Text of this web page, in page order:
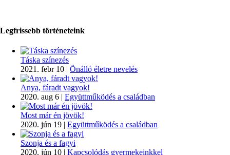
Legfrissebb történeteink
Táska színezés
2021. febr 10 | Önálló életre nevelés
Anya, fáradt vagyok!
2020. aug 6 | Együttműködés a családban
Most már én jövök!
2020. jún 19 | Együttműködés a családban
Szonja és a fagyi
2020. jún 10 | Kapcsolódás gyermekeinkkel